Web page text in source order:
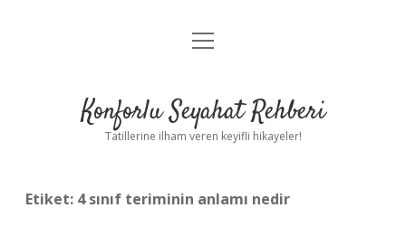
Anasayfa
Yasal Uyarı
menüyü
Konforlu Seyahat Rehberi
Tatillerine ilham veren keyifli hikayeler!
Etiket: 4 sınıf teriminin anlamı nedir